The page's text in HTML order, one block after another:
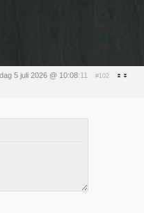
5 juli 2026 @ 10:08:11 #102